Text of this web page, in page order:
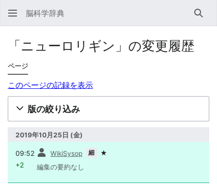
脳科学辞典 検索
「ニューロリギン」の変更履歴
ページ
このページの記録を表示
版の絞り込み
2019年10月25日 (金)
09:52 WikiSysop 細
+2 編集の要約なし
★